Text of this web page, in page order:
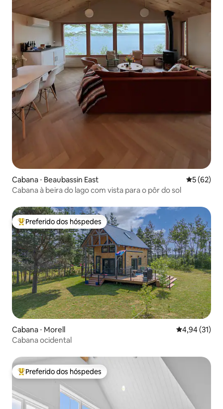
Cabana ⋅ Beaubassin East 5 de uma
5 (62)
Cabana à beira do lago com vista para o pôr do sol
Entre os melhores preferidos dos hóspedes
Preferido dos hóspedes
Cabana ⋅ Morell 4,94 de uma
4,94 (31)
Cabana ocidental
Entre os melhores preferidos dos hóspedes
Preferido dos hóspedes